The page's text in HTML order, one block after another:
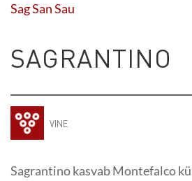
SagSanSau
SAGRANTINO
VINE
Sagrantino kasvab Montefalco